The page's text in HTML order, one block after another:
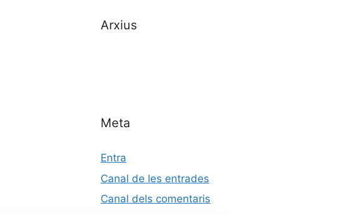
Arxius
Meta
Entra
Canal de les entrades
Canal dels comentaris